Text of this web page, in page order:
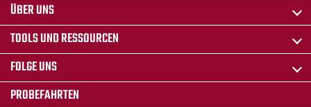
ÜBER UNS
TOOLS UND RESSOURCEN
FOLGE UNS
PROBEFAHRTEN